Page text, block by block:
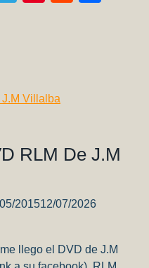
RLM De J.M
201512/07/2026
llego el DVD de J.M